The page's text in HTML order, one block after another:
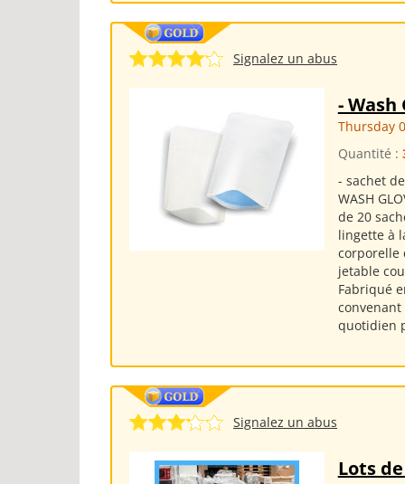
Signalez un abus
-
Thursday
Quantité :
- sachet
WASH
de 20
lingette à
corporelle
jetable
Fabriqué
quotidien
Signalez un abus
Lots